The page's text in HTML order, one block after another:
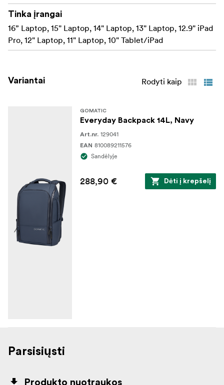
YKK ir "Zoom" užtrauktukai užtikrina stilių,
patikimumą ir ilgaamžiškumą
Dėžutėje
Ribota viso gyvenimo garantija
Tinka įrangai
16” Laptop, 15" Laptop, 14" Laptop, 13" Laptop, 12.9" iPad
Pro, 12" Laptop, 11" Laptop, 10" Tablet/iPad
Variantai Rodyti kaip
GOMATIC
Everyday Backpack 14L, Navy
Art.nr. 129041
EAN 810089211576
Sandėlyje
288,90 € Dėti į krepšelį
Parsisiųsti
Produkto nuotraukos